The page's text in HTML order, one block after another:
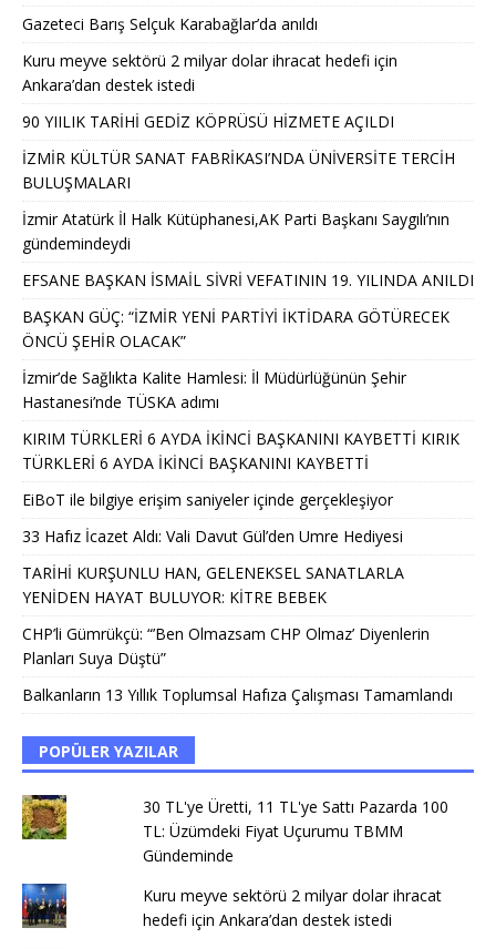
Gazeteci Barış Selçuk Karabağlar’da anıldı
Kuru meyve sektörü 2 milyar dolar ihracat hedefi için
Ankara’dan destek istedi
90 YIILIK TARİHİ GEDİZ KÖPRÜSÜ HİZMETE AÇILDI
İZMİR KÜLTÜR SANAT FABRİKASI’NDA ÜNİVERSİTE TERCİH
BULUŞMALARI
İzmir Atatürk İl Halk Kütüphanesi,AK Parti Başkanı Saygılı’nın
gündemindeydi
EFSANE BAŞKAN İSMAİL SİVRİ VEFATININ 19. YILINDA ANILDI
BAŞKAN GÜÇ: “İZMİR YENİ PARTİYİ İKTİDARA GÖTÜRECEK
ÖNCÜ ŞEHİR OLACAK”
İzmir’de Sağlıkta Kalite Hamlesi: İl Müdürlüğünün Şehir
Hastanesi’nde TÜSKA adımı
KIRIM TÜRKLERİ 6 AYDA İKİNCİ BAŞKANINI KAYBETTİ KIRIK
TÜRKLERİ 6 AYDA İKİNCİ BAŞKANINI KAYBETTİ
EiBoT ile bilgiye erişim saniyeler içinde gerçekleşiyor
33 Hafız İcazet Aldı: Vali Davut Gül’den Umre Hediyesi
TARİHİ KURŞUNLU HAN, GELENEKSEL SANATLARLA
YENİDEN HAYAT BULUYOR: KİTRE BEBEK
CHP’li Gümrükçü: “’Ben Olmazsam CHP Olmaz’ Diyenlerin
Planları Suya Düştü”
Balkanların 13 Yıllık Toplumsal Hafıza Çalışması Tamamlandı
POPÜLER YAZILAR
30 TL'ye Üretti, 11 TL'ye Sattı Pazarda 100
TL: Üzümdeki Fiyat Uçurumu TBMM
Gündeminde
Kuru meyve sektörü 2 milyar dolar ihracat
hedefi için Ankara’dan destek istedi